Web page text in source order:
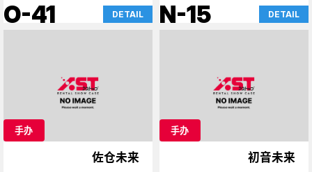
O-41 DETAIL N-15 DETAIL
手办
佐仓未来
手办
初音未来